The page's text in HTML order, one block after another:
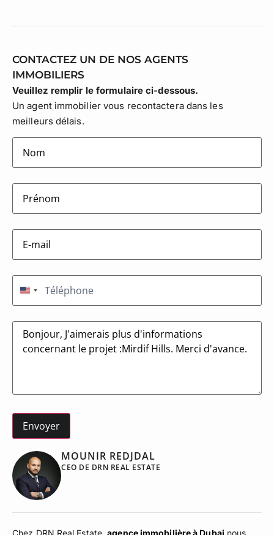
CONTACTEZ UN DE NOS AGENTS
IMMOBILIERS
MOUNIR REDJDAL
CEO DE DRN REAL ESTATE
Veuillez remplir le formulaire ci-dessous.
Un agent immobilier vous recontactera dans les
meilleurs délais.
lastname(Nécessaire)
firstname(Nécessaire)
E-
mail(Nécessaire)
Téléphone(Nécessaire)
États-Unis +1
Message